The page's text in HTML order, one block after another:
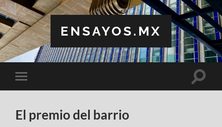
ENSAYOS.MX
Alternar
el
móvil
El premio del barrio